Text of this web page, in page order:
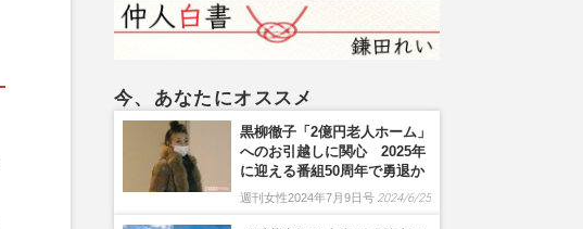
今、あなたにオススメ
黒柳徹子「2億円老人ホーム」
へのお引越しに関心 2025年
に迎える番組50周年で勇退か
週刊女性2024年7月9日号 2024/6/25